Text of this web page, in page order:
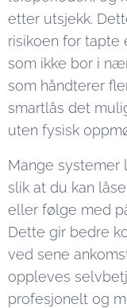
etter utsjekk.
risikoen for tapte
som ikke bor i
som håndterer
smartlås det
uten fysisk
Mange systemer
slik at du kan
eller følge med
Dette gir bedre
ved sene
oppleves
profesjonelt og